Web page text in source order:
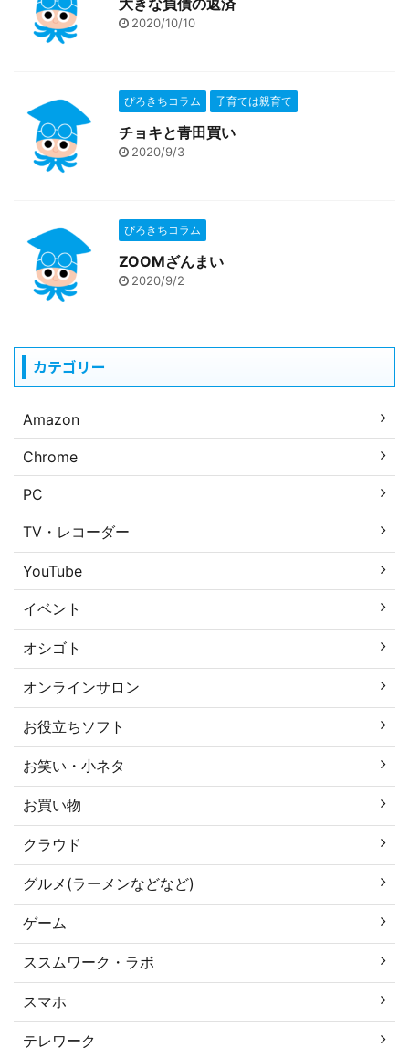
大きな負債の返済
2020/10/10
ぴろきちコラム 子育ては親育て
チョキと青田買い
2020/9/3
ぴろきちコラム
ZOOMざんまい
2020/9/2
カテゴリー
Amazon
Chrome
PC
TV・レコーダー
YouTube
イベント
オシゴト
オンラインサロン
お役立ちソフト
お笑い・小ネタ
お買い物
クラウド
グルメ(ラーメンなどなど)
ゲーム
ススムワーク・ラボ
スマホ
テレワーク